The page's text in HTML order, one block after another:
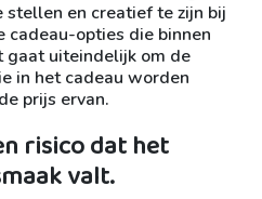
en creatief te zijn bij
cadeau-opties die binnen
gaat uiteindelijk om de
in het cadeau worden
prijs ervan.
risico dat het
valt.